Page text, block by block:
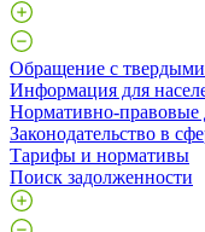
Обращение с
Информация для
Нормативно-правовые
Законодательство в
Тарифы и нормативы
Поиск задолженности